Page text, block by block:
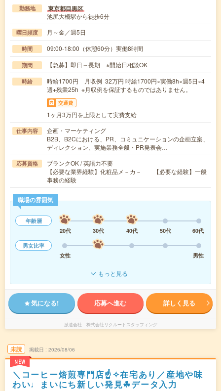
勤務地 東京都目黒区
池尻大橋駅から徒歩6分
曜日頻度 月～金／週5日
時間 09:00-18:00（休憩60分）実働8時間
期間 【急募】即日～長期 ※開始日相談OK
時給
時給1700円 月収例 32万円 時給1700円×実働8h×週5日×4
週+残業25h ※月収例を保証するものではありません。
交通費
1ヶ月3万円を上限として実費支給
仕事内容
企画・マーケティング
B2B、B2Cにおける、PR、コミュニケーションの企画立案、
ディレクション、実施業務全般・PR発表会…
応募資格
ブランクOK / 英語力不要
【必要な業界経験】化粧品メ－カ－ 【必要な経験】一般
事務の経験
職場の雰囲気
年齢層
20代
30代 40代 50代
60代
男女比率
女性
男性
もっと見る
気になる! 応募へ進む 詳しく見る
派遣会社 株式会社リクルートスタッフィング
未読
NEW
掲載日 2026/08/06
＼コーヒー焙煎専門店☝✧在宅あり／産地や味
わい♩まいにち新しい発見☘データ入力